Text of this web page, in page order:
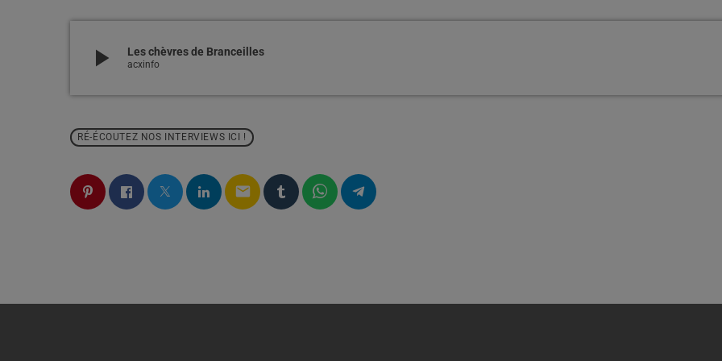
play_arrow Les chèvres de Branceilles
acxinfo
RÉ-ÉCOUTEZ NOS INTERVIEWS ICI !
email